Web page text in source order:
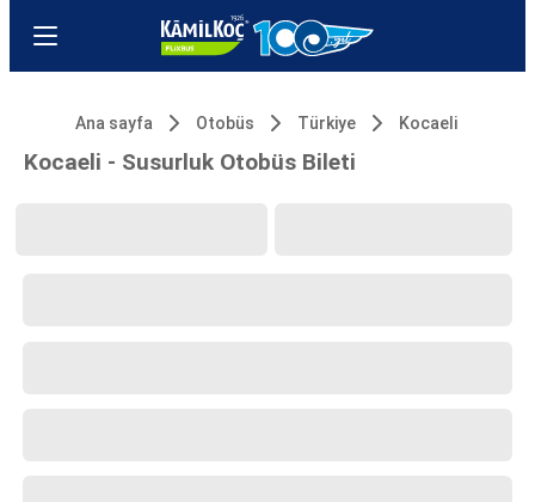
Ana sayfa Otobüs Türkiye Kocaeli
Kocaeli - Susurluk Otobüs Bileti